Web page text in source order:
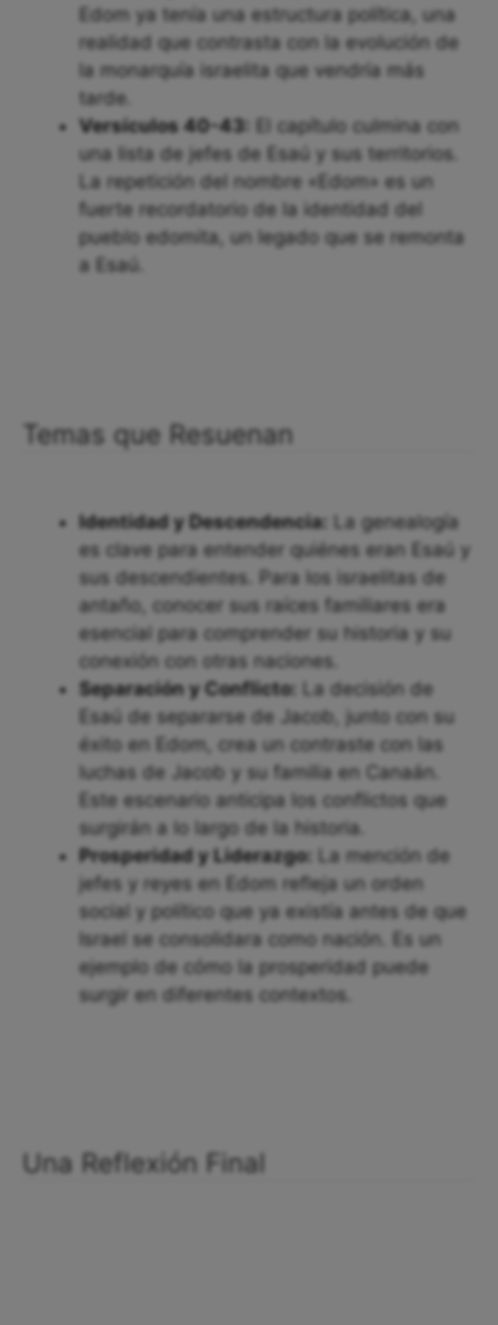
Edom ya tenía una estructura política, una
realidad que contrasta con la evolución de
la monarquía israelita que vendría más
tarde.
Versículos 40-43:
El capítulo culmina con
una lista de jefes de Esaú y sus territorios.
La repetición del nombre «Edom» es un
fuerte recordatorio de la identidad del
pueblo edomita, un legado que se remonta
a Esaú.
Temas que Resuenan
Identidad y Descendencia: La genealogía
es clave para entender quiénes eran Esaú y
sus descendientes. Para los israelitas de
antaño, conocer sus raíces familiares era
esencial para comprender su historia y su
conexión con otras naciones.
Separación y Conflicto: La decisión de
Esaú de separarse de Jacob, junto con su
éxito en Edom, crea un contraste con las
luchas de Jacob y su familia en Canaán.
Este escenario anticipa los conflictos que
surgirán a lo largo de la historia.
Prosperidad y Liderazgo: La mención de
jefes y reyes en Edom refleja un orden
social y político que ya existía antes de que
Israel se consolidara como nación. Es un
ejemplo de cómo la prosperidad puede
surgir en diferentes contextos.
Una Reflexión Final